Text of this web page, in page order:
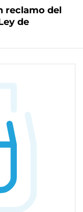
reclamo del
de